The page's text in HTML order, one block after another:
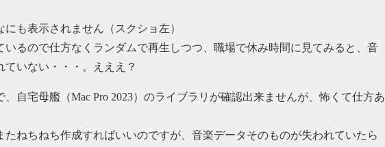
も表示されません（スクショ左）
いるので仕方なくランダムで再生しつつ、職場で休み時間に見てみると、音
いない・・・。えええ？
、自宅母艦（Mac Pro 2023）のライブラリが確認出来ませんが、怖くて仕方あ
たねちねち作成すればいいのですが、音楽データそのものが失われていたら